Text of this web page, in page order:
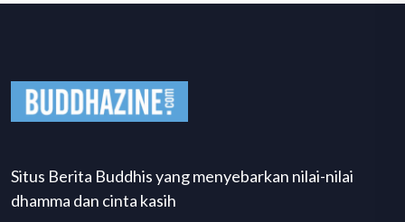
Situs Berita Buddhis yang menyebarkan nilai-nilai
dhamma dan cinta kasih